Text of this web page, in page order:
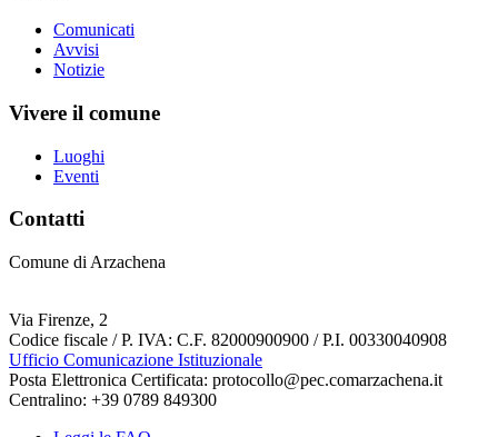
Comunicati
Avvisi
Notizie
Vivere il comune
Luoghi
Eventi
Contatti
Comune di Arzachena
Via Firenze, 2
Codice fiscale / P. IVA: C.F. 82000900900 / P.I. 00330040908
Ufficio Comunicazione Istituzionale
Posta Elettronica Certificata: protocollo@pec.comarzachena.it
Centralino: +39 0789 849300